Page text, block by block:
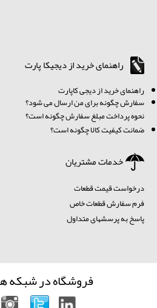
راهنمای خرید از دیجیکا پارت
راهنمای خرید از دیجی کاپارت
سفارش چگونه برای من ارسال می شود؟
نحوه پرداخت مبلغ سفارش چگونه است؟
ضمانت کیفیت کالا چگونه است؟
خدمات مشتریان
درخواست قیمت قطعات
فرم سفارش قطعات خاص
پاسخ به پرسشهای متداول
فروشگاه در شبکه